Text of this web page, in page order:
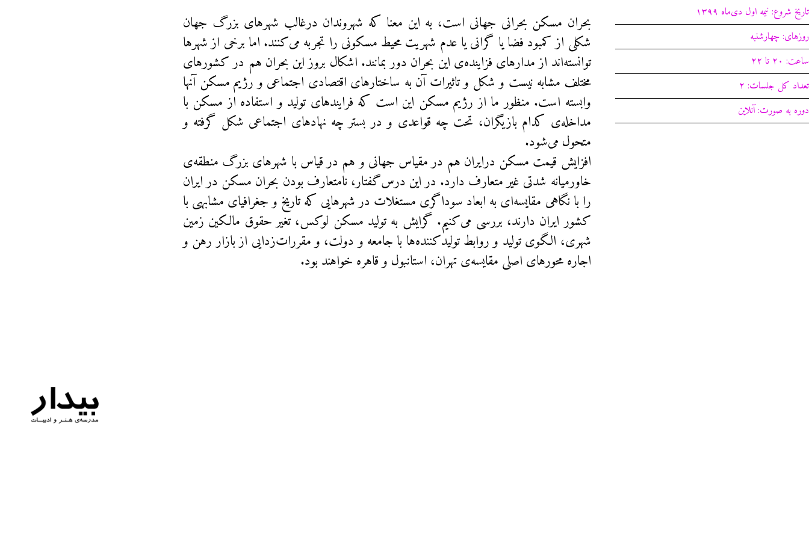
تاریخ شروع: نیمه اول دی‌ماه ۱۳۹۹
روزهای: چهار‌شنبه‌
ساعت: ۲۰ تا ۲۲
تعداد کل جلسات: ۲
دوره به صورت: آنلاین
بحران مسکن بحرانی جهانی است، به این معنا که شهروندان درغالب شهرهای بزرگ جهان
شکلی از کمبود فضا یا گرانی یا عدم شهریت محیط مسکونی را تجربه می‌کنند. اما برخی از شهرها
توانسته‌اند از مدار‌های فزاینده‌ی این بحران دور بمانند. اشکال بروز این بحران هم در کشورهای
مختلف مشابه نیست و شکل و تاثیرات آن به ساختارهای اقتصادی اجتماعی و رژیم مسکن آنها
وابسته است. منظور ما از رژیم مسکن این است که فرایندهای تولید و استفاده از مسکن با
مداخله‌ی کدام بازیگران، تحت چه قواعدی و در بستر چه نهادهای اجتماعی شکل گرفته و
متحول می‌شود.
افزایش قیمت مسکن درایران هم در مقیاس جهانی و هم در قیاس با شهرهای بزرگ منطقه‌ی
خاورمیانه شدتی غیر متعارف دارد. در این درس‌گفتار، نامتعارف بودن بحران مسکن در ایران
را با نگاهی مقایسه‌ای به ابعاد سوداگری مستغلات در شهرهایی که تاریخ و جغرافیای مشابهی با
کشور ایران دارند، بررسی می‌کنیم. گرایش به تولید مسکن لوکس، تغیر حقوق مالکین زمین
شهری، الگوی تولید و روابط تولید‌کننده‌ها با جامعه و دولت، و مقررات‌زدایی از بازار رهن و
اجاره محورهای اصلی مقایسه‌ی تهران، استانبول و قاهره خواهند بود.